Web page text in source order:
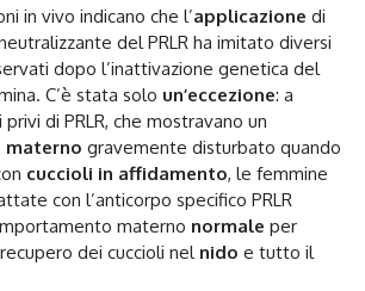
in vivo indicano che l’applicazione di
del PRLR ha imitato diversi
dopo l’inattivazione genetica del
C’è stata solo un’eccezione: a
di PRLR, che mostravano un
gravemente disturbato quando
cuccioli in affidamento, le femmine
con l’anticorpo specifico PRLR
materno normale per
dei cuccioli nel nido e tutto il